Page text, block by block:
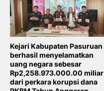
Kejari Kabupaten Pasuruan
berhasil menyelamatkan
uang negara sebesar
Rp2,258.973.000.00 miliar
dari perkara korupsi dana